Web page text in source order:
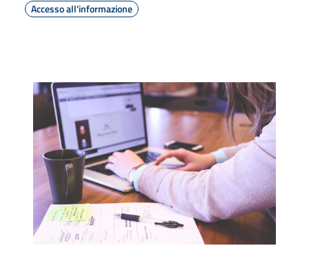
Accesso all'informazione